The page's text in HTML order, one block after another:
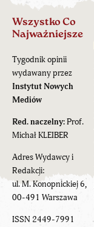
Wszystko Co
Najważniejsze
Tygodnik opinii
wydawany przez
Instytut Nowych
Mediów
Red. naczelny:Prof.
Michał KLEIBER
Adres Wydawcy i
Redakcji:
ul. M. Konopnickiej 6,
00-491 Warszawa
ISSN 2449-7991